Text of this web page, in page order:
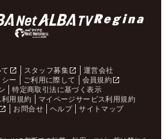
スタッフ募集
運営会社
ー
ご利用に際して
会員規約
特定商取引法に基づく表示
用規約
マイページサービス利用規約
お問合せ ヘルプ サイトマップ